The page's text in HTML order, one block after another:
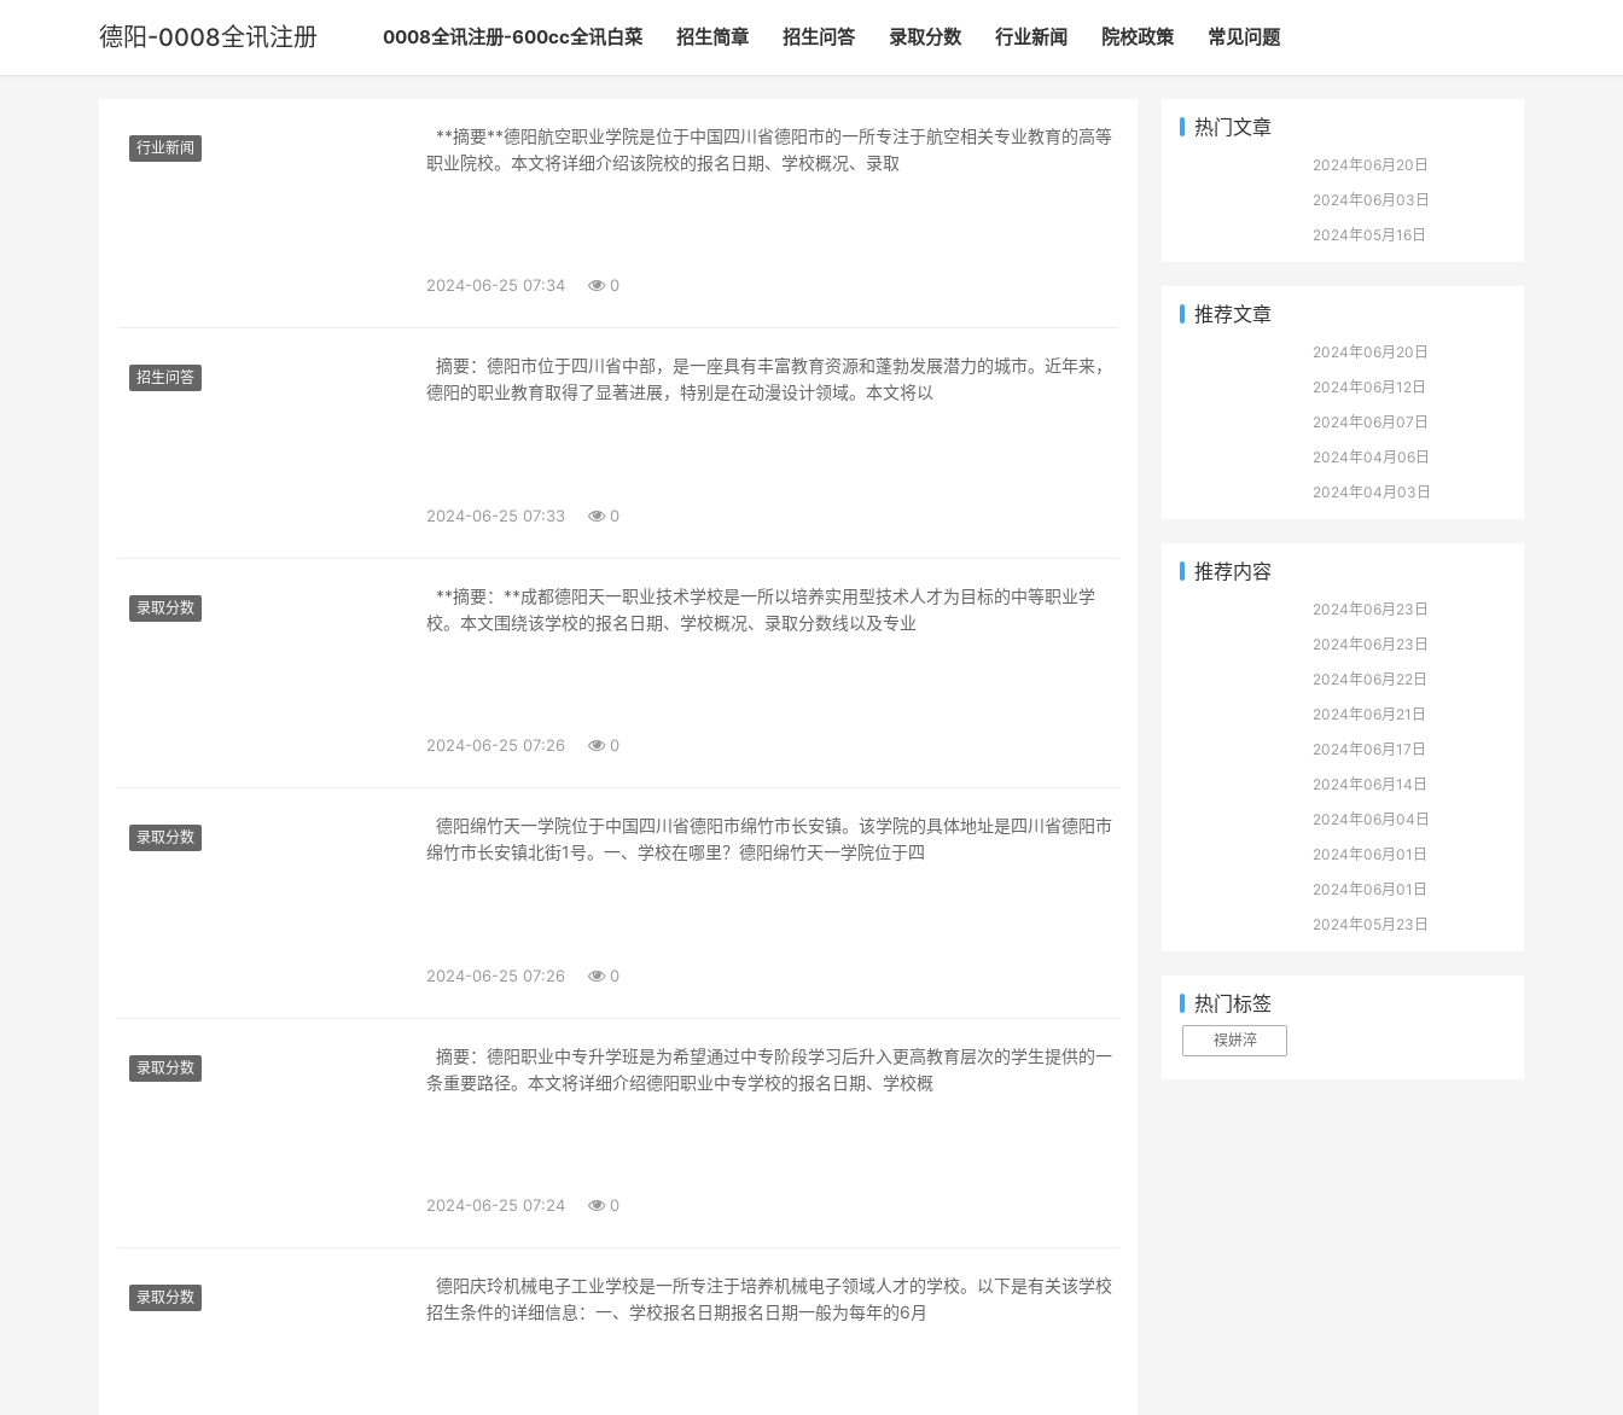
德阳-0008全讯注册 0008全讯注册-600cc全讯白菜 招生简章 招生问答 录取分数 行业新闻 院校政策 常见问题
行业新闻
职业院校。本文将详细介绍该院校的报名日期、学校概况、录取
2024-06-25 07:34 0
招生问答
德阳的职业教育取得了显著进展，特别是在动漫设计领域。本文将以
2024-06-25 07:33 0
录取分数
校。本文围绕该学校的报名日期、学校概况、录取分数线以及专业
2024-06-25 07:26 0
录取分数
绵竹市长安镇北街1号。一、学校在哪里？德阳绵竹天一学院位于四
2024-06-25 07:26 0
录取分数
条重要路径。本文将详细介绍德阳职业中专学校的报名日期、学校概
2024-06-25 07:24 0
录取分数
招生条件的详细信息：一、学校报名日期报名日期一般为每年的6月
热门文章
2024年06月20日
2024年06月03日
2024年05月16日
推荐文章
2024年06月20日
2024年06月12日
2024年06月07日
2024年04月06日
2024年04月03日
推荐内容
2024年06月23日
2024年06月23日
2024年06月22日
2024年06月21日
2024年06月17日
2024年06月14日
2024年06月04日
2024年06月01日
2024年06月01日
2024年05月23日
热门标签
祦姘淬